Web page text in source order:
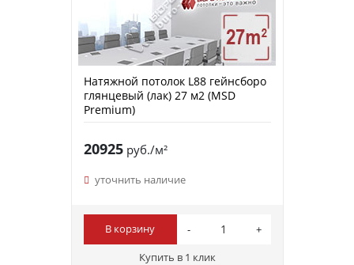
Натяжной потолок L88 гейнсборо
глянцевый (лак) 27 м2 (MSD
Premium)
20925руб./м²
уточнить наличие
В корзину
Купить в 1 клик